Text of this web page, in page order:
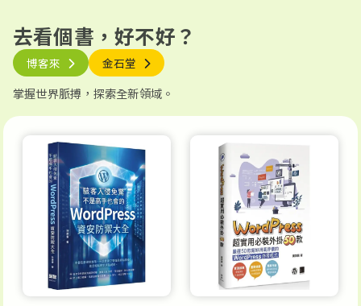
去看個書，好不好？
博客來 金石堂
掌握世界脈搏，探索全新領域。